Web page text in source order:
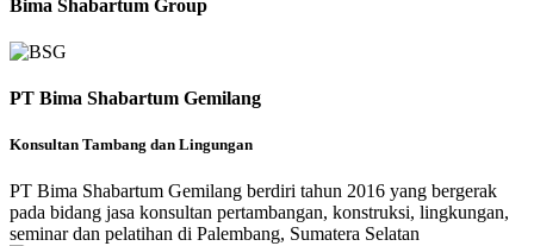
Bima Shabartum Group
PT Bima Shabartum Gemilang
Konsultan Tambang dan Lingungan
PT Bima Shabartum Gemilang berdiri tahun 2016 yang bergerak
pada bidang jasa konsultan pertambangan, konstruksi, lingkungan,
seminar dan pelatihan di Palembang, Sumatera Selatan